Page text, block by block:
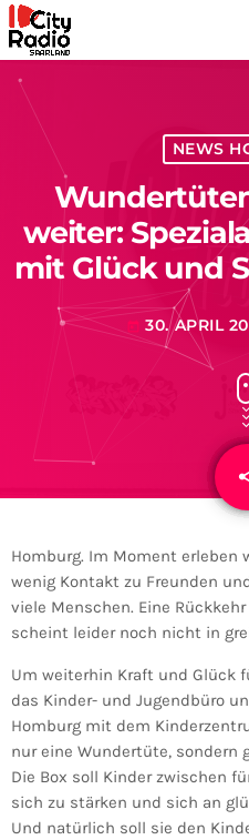
NEWS
weiter:
mit Glück und
today 30. APRIL
Homburg. Im Moment erleben
wenig Kontakt zu Freunden
viele Menschen. Eine
scheint leider noch nicht in
Um weiterhin Kraft und Glück
das Kinder- und Jugendbüro
Homburg mit dem
nur eine Wundertüte, sondern
Die Box soll Kinder zwischen
sich zu stärken und sich an
Und natürlich soll sie den